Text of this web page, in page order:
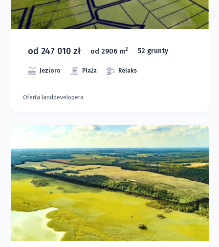
od 247 010 zł od 2906 m2 52 grunty
Jezioro Plaża Relaks
Oferta landdevelopera